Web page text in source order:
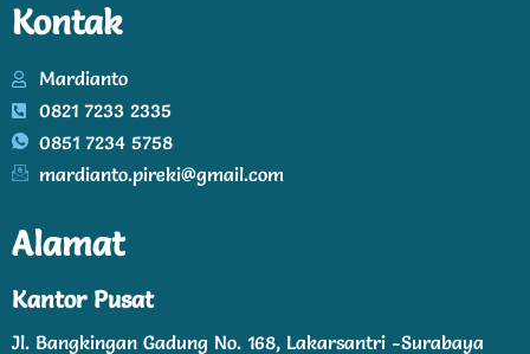
Kontak
Mardianto
0821 7233 2335
0851 7234 5758
mardianto.pireki@gmail.com
Alamat
Kantor Pusat
Jl. Bangkingan Gadung No. 168, Lakarsantri -Surabaya